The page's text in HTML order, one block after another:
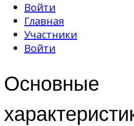
Войти
Главная
Участники
Войти
Основные